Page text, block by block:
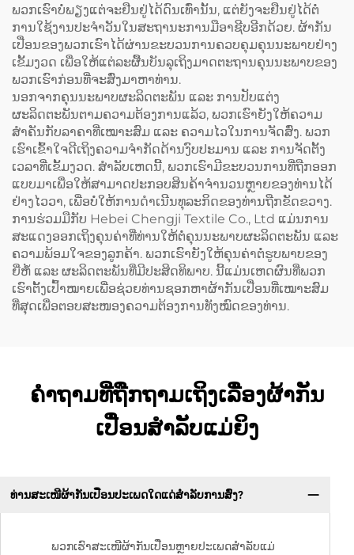
ພວກເຮົາບໍ່ພຽງແຕ່ຈະຢືນຢູ່ໄດ້ດົນເທົ່ານັ້ນ, ແຕ່ຍັງຈະຢືນຢູ່ໄດ້ຕໍ່
ການໃຊ້ງານປະຈຳວັນໃນສະຖານະການມືອາຊີບອີກດ້ວຍ. ຜ້າກັນ
ເປື່ອນຂອງພວກເຮົາໄດ້ຜ່ານຂະບວນການຄວບຄຸມຄຸນນະພາບຢ່າງ
ເຂັ້ມງວດ ເພື່ອໃຫ້ແຕ່ລະຜື້ນບັນລຸເຖິງມາດຕະຖານຄຸນນະພາບຂອງ
ພວກເຮົາກ່ອນທີ່ຈະສົ່ງມາຫາທ່ານ.
ນອກຈາກຄຸນນະພາບຜະລິດຕະພັນ ແລະ ການປັບແຕ່ງ
ຜະລິດຕະພັນຕາມຄວາມຕ້ອງການແລ້ວ, ພວກເຮົາຍັງໃຫ້ຄວາມ
ສຳຄັນກັບລາຄາທີ່ເໝາະສົມ ແລະ ຄວາມໄວໃນການຈັດສົ່ງ. ພວກ
ເຮົາເຂົ້າໃຈດີເຖິງຄວາມຈຳກັດດ້ານງົບປະມານ ແລະ ການຈັດຕັ້ງ
ເວລາທີ່ເຂັ້ມງວດ. ສຳລັບເຫດນີ້, ພວກເຮົາມີຂະບວນການທີ່ຖືກອອກ
ແບບມາເພື່ອໃຫ້ສາມາດປະກອບສິນຄ້າຈຳນວນຫຼາຍຂອງທ່ານໄດ້
ຢ່າງໄວວາ, ເພື່ອບໍ່ໃຫ້ການດຳເນີນທຸລະກິດຂອງທ່ານຖືກຂັດຂວາງ.
ການຮ່ວມມືກັບ Hebei Chengji Textile Co., Ltd ແມ່ນການ
ສະແດງອອກເຖິງຄຸນຄ່າທີ່ທ່ານໃຫ້ຕໍ່ຄຸນນະພາບຜະລິດຕະພັນ ແລະ
ຄວາມພ້ອມໃຈຂອງລູກຄ້າ. ພວກເຮົາຍັງໃຫ້ຄຸນຄ່າຕໍ່ຮູບພາບຂອງ
ຍີ່ຫໍ້ ແລະ ຜະລິດຕະພັນທີ່ມີປະສິດທິພາບ. ນີ້ແມ່ນເຫດຜົນທີ່ພວກ
ເຮົາຕັ້ງເປົ້າໝາຍເພື່ອຊ່ວຍທ່ານຊອກຫາຜ້າກັນເປື່ອນທີ່ເໝາະສົມ
ທີ່ສຸດເພື່ອຕອບສະໜອງຄວາມຕ້ອງການທັງໝົດຂອງທ່ານ.
ຄຳຖາມທີ່ຖືກຖາມເຖິງເລື່ອງຜ້າກັນ
ເປື່ອນສຳລັບແມ່ຍິງ
ທ່ານສະເໜີຜ້າກັນເປື່ອນປະເພດໃດແດ່ສຳລັບການສົ່ງ?
ພວກເຮົາສະເໜີຜ້າກັນເປື່ອນຫຼາຍປະເພດສຳລັບແມ່